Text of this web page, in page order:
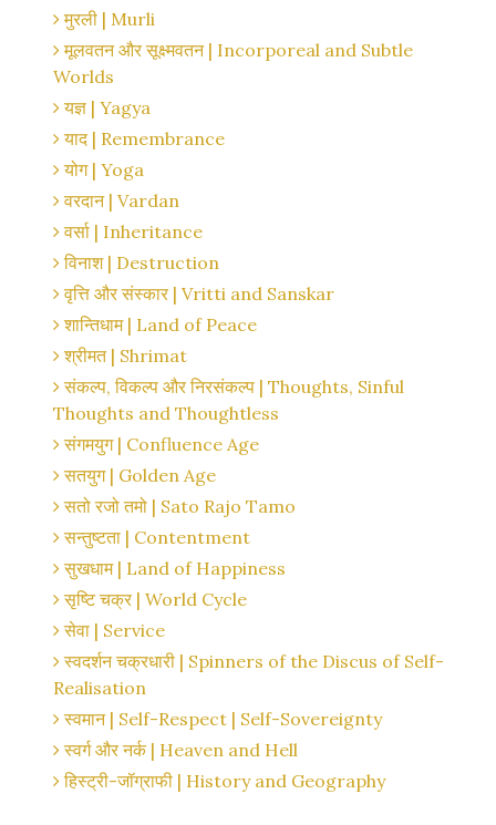
मुरली | Murli
मूलवतन और सूक्ष्मवतन | Incorporeal and Subtle
Worlds
यज्ञ | Yagya
याद | Remembrance
योग | Yoga
वरदान | Vardan
वर्सा | Inheritance
विनाश | Destruction
वृत्ति और संस्कार | Vritti and Sanskar
शान्तिधाम | Land of Peace
श्रीमत | Shrimat
संकल्प, विकल्प और निरसंकल्प | Thoughts, Sinful
Thoughts and Thoughtless
संगमयुग | Confluence Age
सतयुग | Golden Age
सतो रजो तमो | Sato Rajo Tamo
सन्तुष्टता | Contentment
सुखधाम | Land of Happiness
सृष्टि चक्र | World Cycle
सेवा | Service
स्वदर्शन चक्रधारी | Spinners of the Discus of Self-
Realisation
स्वमान | Self-Respect | Self-Sovereignty
स्वर्ग और नर्क | Heaven and Hell
हिस्ट्री-जॉग्राफी | History and Geography